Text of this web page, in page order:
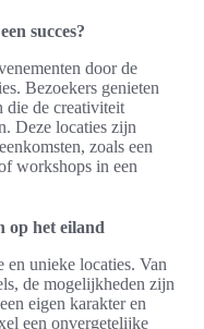
succes?
door de
Bezoekers genieten
die de creativiteit
Deze locaties zijn
zoals een
workshops in een
op het eiland
en unieke locaties. Van
de mogelijkheden zijn
eigen karakter en
een onvergetelijke